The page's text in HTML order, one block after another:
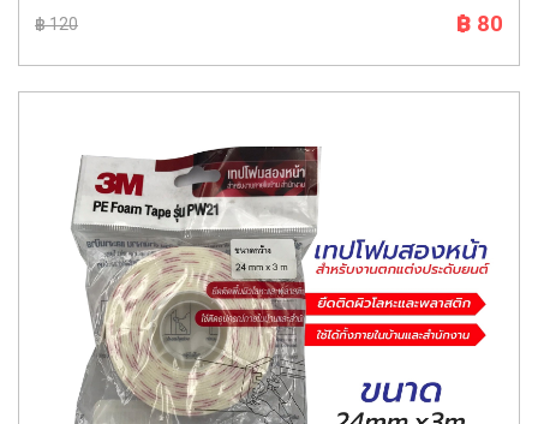
฿ 120 ฿ 80